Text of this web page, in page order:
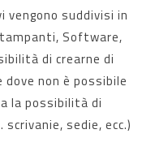
suddivisi in
Software,
di crearne di
non è possibile
la possibilità di
sedie, ecc.)